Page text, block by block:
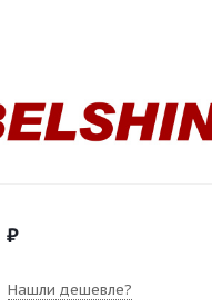
₽
Нашли дешевле?